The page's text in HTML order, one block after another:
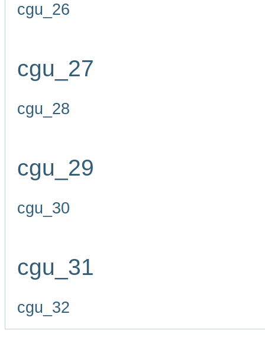
cgu_26
cgu_27
cgu_28
cgu_29
cgu_30
cgu_31
cgu_32